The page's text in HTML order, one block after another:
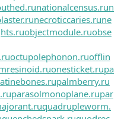
nationalcensus.run
necroticcaries.rune
objectmodule.ruobse
octupolephonon.ruofflin
onesticket.rupa
palmberry.ru
parasolmonoplane.rupar
quadrupleworm.